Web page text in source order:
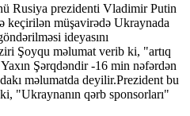
Rusiya prezidenti Vladimir Putin
keçirilən müşavirədə Ukraynada
ideyasını
Şoyqu məlumat verib ki, "artıq
Şərqdəndir -16 min nəfərdən
məlumatda deyilir.Prezident bu
"Ukraynanın qərb sponsorları"